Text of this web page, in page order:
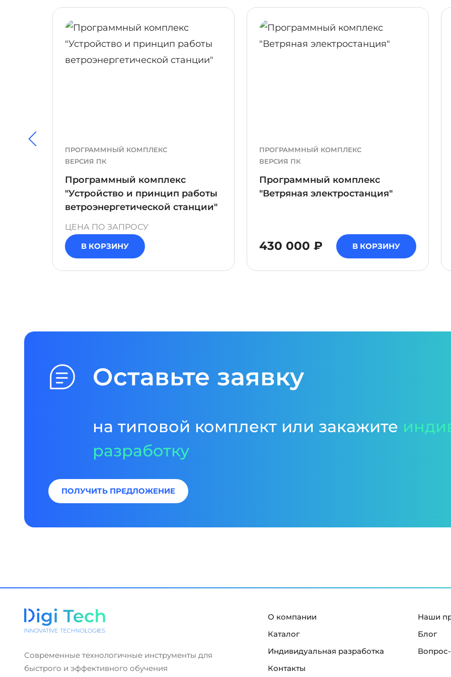
ПРОГРАММНЫЙ КОМПЛЕКС
ВЕРСИЯ ПК
Программный комплекс
"Устройство и принцип работы
ветроэнергетической станции"
ЦЕНА ПО ЗАПРОСУ
В КОРЗИНУ
ПОДРОБНЕЕ
ПРОГРАММНЫЙ КОМПЛЕКС
ВЕРСИЯ ПК
Программный комплекс
"Ветряная электростанция"
430 000 ₽ В КОРЗИНУ
ПОДРОБНЕЕ
Оставьте заявку
на типовой комплект или закажите
разработку
ПОЛУЧИТЬ ПРЕДЛОЖЕНИЕ
Современные технологичные инструменты для
быстрого и эффективного обучения
О компании
Наши
Каталог
Блог
Индивидуальная разработка
Вопрос-
Контакты